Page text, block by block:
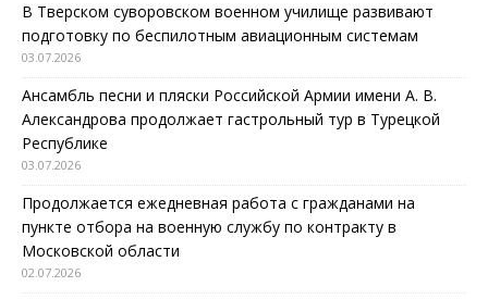
В Тверском суворовском военном училище развивают
подготовку по беспилотным авиационным системам
03.07.2026
Ансамбль песни и пляски Российской Армии имени А. В.
Александрова продолжает гастрольный тур в Турецкой
Республике
03.07.2026
Продолжается ежедневная работа с гражданами на
пункте отбора на военную службу по контракту в
Московской области
02.07.2026